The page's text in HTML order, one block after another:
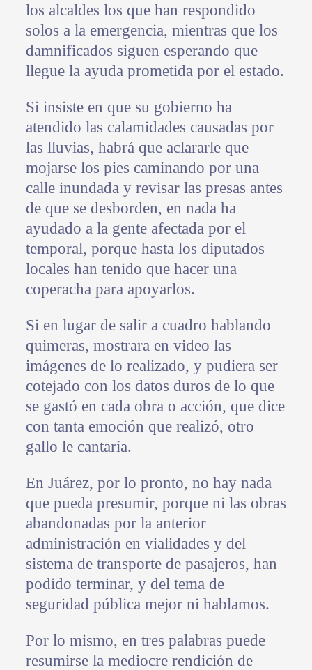
los alcaldes los que han respondido
solos a la emergencia, mientras que los
damnificados siguen esperando que
llegue la ayuda prometida por el estado.
Si insiste en que su gobierno ha
atendido las calamidades causadas por
las lluvias, habrá que aclararle que
mojarse los pies caminando por una
calle inundada y revisar las presas antes
de que se desborden, en nada ha
ayudado a la gente afectada por el
temporal, porque hasta los diputados
locales han tenido que hacer una
coperacha para apoyarlos.
Si en lugar de salir a cuadro hablando
quimeras, mostrara en video las
imágenes de lo realizado, y pudiera ser
cotejado con los datos duros de lo que
se gastó en cada obra o acción, que dice
con tanta emoción que realizó, otro
gallo le cantaría.
En Juárez, por lo pronto, no hay nada
que pueda presumir, porque ni las obras
abandonadas por la anterior
administración en vialidades y del
sistema de transporte de pasajeros, han
podido terminar, y del tema de
seguridad pública mejor ni hablamos.
Por lo mismo, en tres palabras puede
resumirse la mediocre rendición de